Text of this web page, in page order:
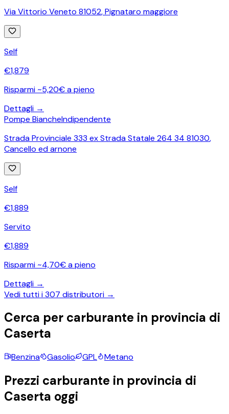
Via Vittorio Veneto 81052,Pignataro maggiore
Self
€1,879
Risparmi ~5,20€ a pieno
Dettagli →
Pompe BiancheIndipendente
Strada Provinciale 333 ex Strada Statale 264 34 81030,
Cancello ed arnone
Self
€1,889
Servito
€1,889
Risparmi ~4,70€ a pieno
Dettagli →
Vedi tutti i307 distributori →
Cerca per carburante in provincia di
Caserta
Benzina Gasolio GPL Metano
Prezzi carburante in provincia di
Caserta oggi